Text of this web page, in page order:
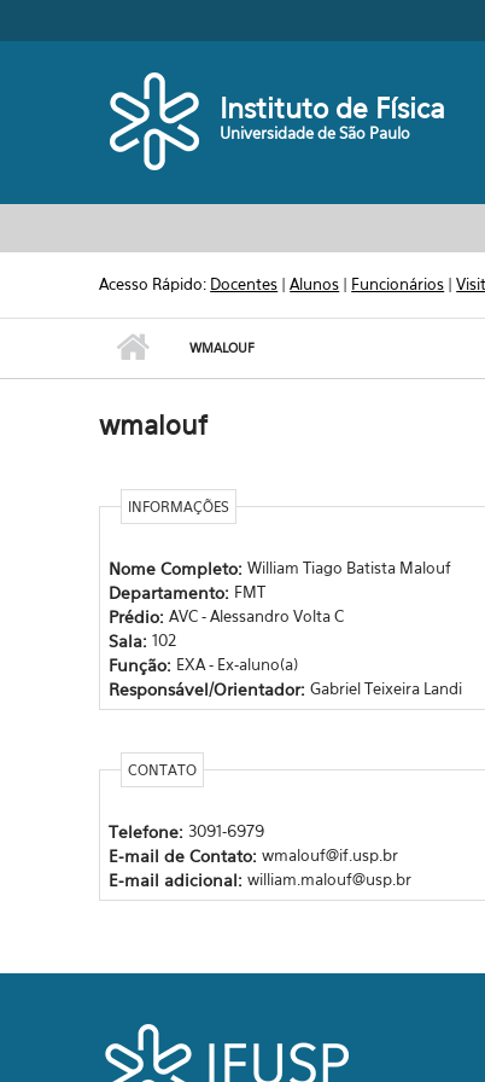
Instituto de Física
Universidade de São Paulo
Acesso Rápido: Docentes |Alunos | Funcionários |
WMALOUF
wmalouf
INFORMAÇÕES
Nome Completo: William Tiago Batista Malouf
Departamento: FMT
Prédio: AVC - Alessandro Volta C
Sala: 102
Função: EXA - Ex-aluno(a)
Responsável/Orientador: Gabriel Teixeira Landi
CONTATO
Telefone: 3091-6979
E-mail de Contato: wmalouf@if.usp.br
E-mail adicional: william.malouf@usp.br